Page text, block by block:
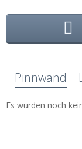
Pinnwand
Es wurden noch